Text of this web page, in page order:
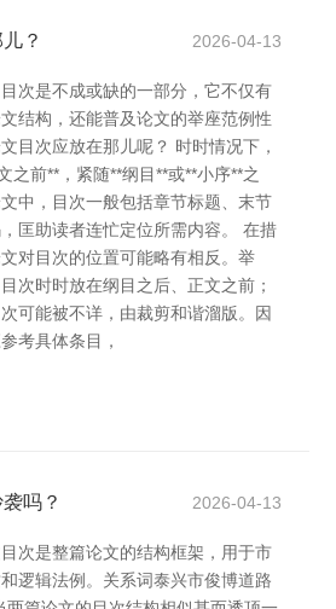
？ 2026-04-13
次是不成或缺的一部分，它不仅有
结构，还能普及论文的举座范例性
目次应放在那儿呢？ 时时情况下，
之前**，紧随**纲目**或**小序**之
中，目次一般包括章节标题、末节
匡助读者连忙定位所需内容。 在措
对目次的位置可能略有相反。举
次时时放在纲目之后、正文之前；
可能被不详，由裁剪和谐溜版。因
考具体条目，
吗？ 2026-04-13
次是整篇论文的结构框架，用于市
逻辑法例。关系词泰兴市俊博道路